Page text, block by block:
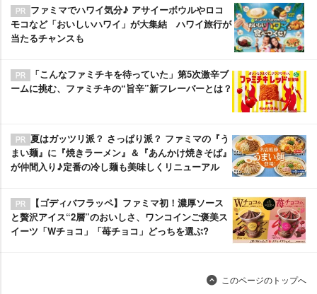
ファミマでハワイ気分♪ アサイーボウルやロコ
モコなど「おいしいハワイ」が大集結 ハワイ旅行が
当たるチャンスも
「こんなファミチキを待っていた」第5次激辛ブ
ームに挑む、ファミチキの“旨辛”新フレーバーとは？
夏はガッツリ派？ さっぱり派？ ファミマの『う
まい麺』に『焼きラーメン』＆『あんかけ焼きそば』
が仲間入り♪定番の冷し麺も美味しくリニューアル
【ゴディバフラッペ】ファミマ初！濃厚ソース
と贅沢アイス“2層”のおいしさ、ワンコインご褒美ス
イーツ「Wチョコ」「苺チョコ」どっちを選ぶ?
このページのトップへ